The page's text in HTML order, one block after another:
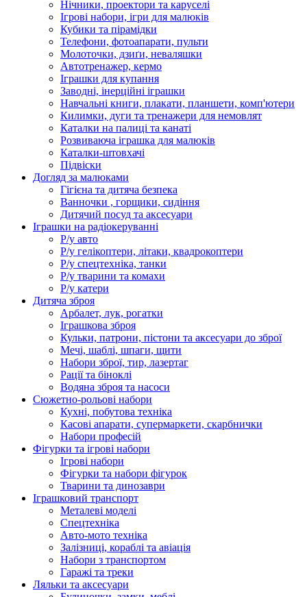
Нічники, проектори та каруселі
Ігрові набори, ігри для малюків
Кубики та пірамідки
Телефони, фотоапарати, пульти
Молоточки, дзиґи, неваляшки
Автотренажер, кермо
Іграшки для купання
Заводні, інерційні іграшки
Навчальні книги, плакати, планшети, комп'ютери
Килимки, дуги та тренажери для немовлят
Каталки на палиці та канаті
Розвиваюча іграшка для малюків
Каталки-штовхачі
Підвіски
Догляд за малюками
Гігієна та дитяча безпека
Ванночки , горщики, сидіння
Дитячий посуд та аксесуари
Іграшки на радіокеруванні
Р/у авто
Р/у гелікоптери, літаки, квадрокоптери
Р/у спецтехніка, танки
Р/у тварини та комахи
Р/у катери
Дитяча зброя
Арбалет, лук, рогатки
Іграшкова зброя
Кульки, патрони, пістони та аксесуари до зброї
Мечі, шаблі, шпаги, щити
Набори зброї, тир, лазертаг
Рації та біноклі
Водяна зброя та насоси
Сюжетно-рольові набори
Кухні, побутова техніка
Касові апарати, супермаркети, скарбнички
Набори професій
Фігурки та ігрові набори
Ігрові набори
Фігурки та набори фігурок
Тварини та динозаври
Іграшковий транспорт
Металеві моделі
Спецтехніка
Авто-мото техніка
Залізниці, кораблі та авіація
Набори з транспортом
Гаражі та треки
Ляльки та аксесуари